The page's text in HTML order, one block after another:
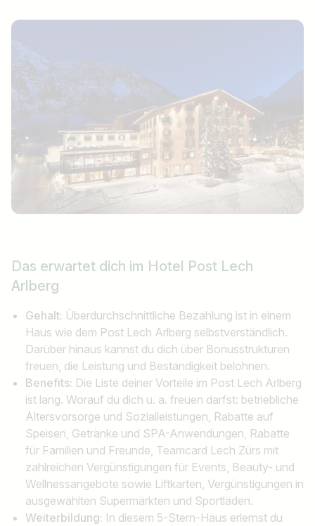
Das erwartet dich im Hotel Post Lech
Arlberg
Gehalt: Überdurchschnittliche Bezahlung ist in einem
Haus wie dem Post Lech Arlberg selbstverständlich.
Darüber hinaus kannst du dich über Bonusstrukturen
freuen, die Leistung und Beständigkeit belohnen.
Benefits: Die Liste deiner Vorteile im Post Lech Arlberg
ist lang. Worauf du dich u. a. freuen darfst: betriebliche
Altersvorsorge und Sozialleistungen, Rabatte auf
Speisen, Getränke und SPA-Anwendungen, Rabatte
für Familien und Freunde, Teamcard Lech Zürs mit
zahlreichen Vergünstigungen für Events, Beauty- und
Wellnessangebote sowie Liftkarten, Vergünstigungen in
ausgewählten Supermärkten und Sportläden.
Weiterbildung: In diesem 5-Stern-Haus erlernst du